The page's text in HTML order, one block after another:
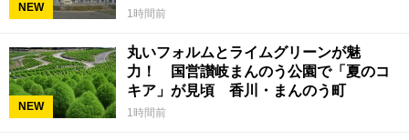
NEW 1時間前
NEW
丸いフォルムとライムグリーンが魅
力！ 国営讃岐まんのう公園で「夏のコ
キア」が見頃 香川・まんのう町
1時間前